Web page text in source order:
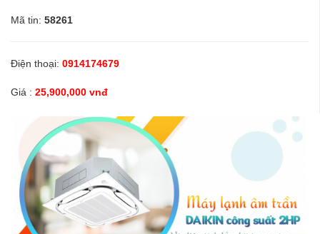
Dịch vụ bảo trì
Dịch vụ bảo trì thiết bị
Dịch vụ bảo trì thiết bị
Vật liệu xây dựng
Vật liệu xây dựng
Mã tin: 58261
Điện thoại: 0914174679
Giá : 25,900,000 vnđ